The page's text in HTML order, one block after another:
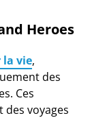
Heroes
la vie,
des
Ces
voyages